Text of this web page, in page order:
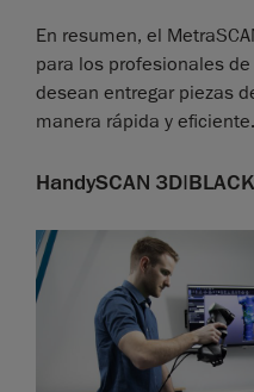
En resumen, el
para los profesionales
desean entregar piezas
manera rápida y eficiente.
HandySCAN